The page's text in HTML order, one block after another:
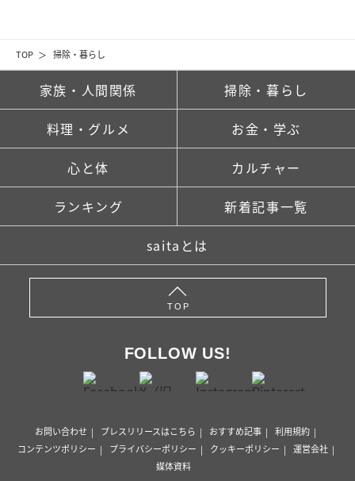
TOP 掃除・暮らし
家族・人間関係 掃除・暮らし
料理・グルメ お金・学ぶ
心と体 カルチャー
ランキング 新着記事一覧
saitaとは
TOP
FOLLOW US!
お問い合わせ プレスリリースはこちら おすすめ記事
利用規約
コンテンツポリシー
プライバシーポリシー クッキーポリシー
運営会社
媒体資料